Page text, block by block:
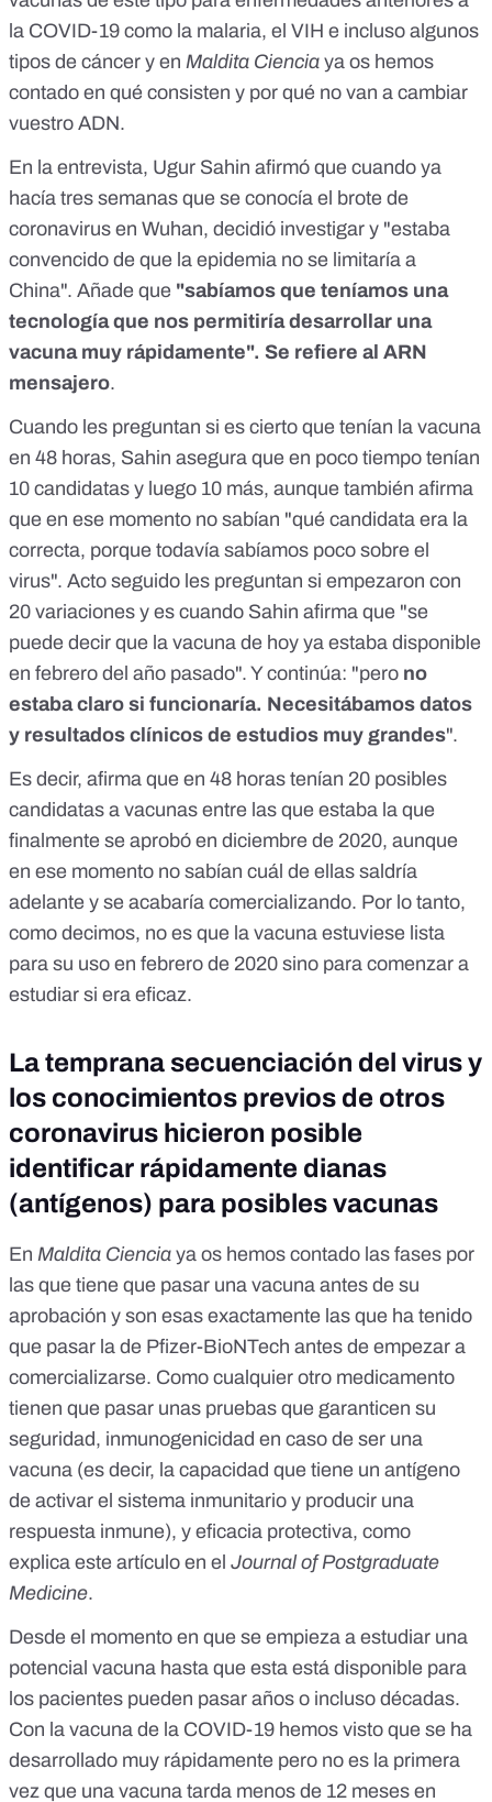
la COVID-19 como la malaria, el VIH e incluso algunos
tipos de cáncer y en Maldita Ciencia ya os hemos
contado en qué consisten y por qué no van a cambiar
vuestro ADN.
En la entrevista, Ugur Sahin afirmó que cuando ya
hacía tres semanas que se conocía el brote de
coronavirus en Wuhan, decidió investigar y "estaba
convencido de que la epidemia no se limitaría a
China". Añade que "sabíamos que teníamos una
tecnología que nos permitiría desarrollar una
vacuna muy rápidamente". Se refiere al ARN
mensajero.
Cuando les preguntan si es cierto que tenían la vacuna
en 48 horas, Sahin asegura que en poco tiempo tenían
10 candidatas y luego 10 más, aunque también afirma
que en ese momento no sabían "qué candidata era la
correcta, porque todavía sabíamos poco sobre el
virus". Acto seguido les preguntan si empezaron con
20 variaciones y es cuando Sahin afirma que "se
puede decir que la vacuna de hoy ya estaba disponible
en febrero del año pasado". Y continúa: "pero no
estaba claro si funcionaría. Necesitábamos datos
y resultados clínicos de estudios muy grandes".
Es decir, afirma que en 48 horas tenían 20 posibles
candidatas a vacunas entre las que estaba la que
finalmente se aprobó en diciembre de 2020, aunque
en ese momento no sabían cuál de ellas saldría
adelante y se acabaría comercializando. Por lo tanto,
como decimos, no es que la vacuna estuviese lista
para su uso en febrero de 2020 sino para comenzar a
estudiar si era eficaz.
La temprana secuenciación del virus y
los conocimientos previos de otros
coronavirus hicieron posible
identificar rápidamente dianas
(antígenos) para posibles vacunas
En Maldita Ciencia ya os hemos contado las fases por
las que tiene que pasar una vacuna antes de su
aprobación y son esas exactamente las que ha tenido
que pasar la de Pfizer-BioNTech antes de empezar a
comercializarse. Como cualquier otro medicamento
tienen que pasar unas pruebas que garanticen su
seguridad, inmunogenicidad en caso de ser una
vacuna (es decir, la capacidad que tiene un antígeno
de activar el sistema inmunitario y producir una
respuesta inmune), y eficacia protectiva, como
explica este artículo en el Journal of Postgraduate
Medicine.
Desde el momento en que se empieza a estudiar una
potencial vacuna hasta que esta está disponible para
los pacientes pueden pasar años o incluso décadas.
Con la vacuna de la COVID-19 hemos visto que se ha
desarrollado muy rápidamente pero no es la primera
vez que una vacuna tarda menos de 12 meses en